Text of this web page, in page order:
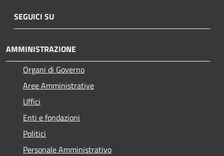
SEGUICI SU
AMMINISTRAZIONE
Organi di Governo
Aree Amministrative
Uffici
Enti e fondazioni
Politici
Personale Amministrativo